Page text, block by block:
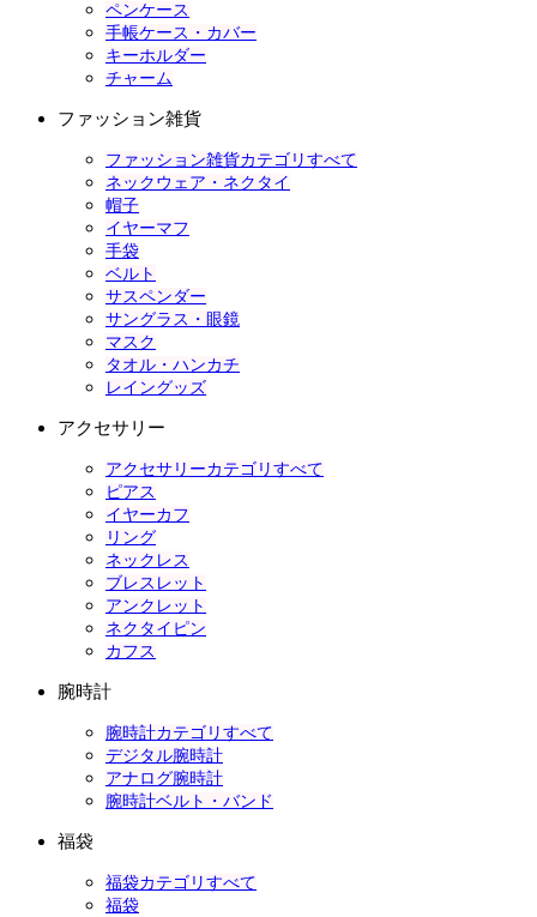
ペンケース
手帳ケース・カバー
キーホルダー
チャーム
ファッション雑貨
ファッション雑貨カテゴリすべて
ネックウェア・ネクタイ
帽子
イヤーマフ
手袋
ベルト
サスペンダー
サングラス・眼鏡
マスク
タオル・ハンカチ
レイングッズ
アクセサリー
アクセサリーカテゴリすべて
ピアス
イヤーカフ
リング
ネックレス
ブレスレット
アンクレット
ネクタイピン
カフス
腕時計
腕時計カテゴリすべて
デジタル腕時計
アナログ腕時計
腕時計ベルト・バンド
福袋
福袋カテゴリすべて
福袋